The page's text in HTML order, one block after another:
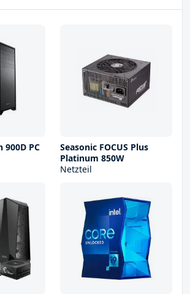
900D PC
Seasonic FOCUS Plus
Platinum 850W
Netzteil